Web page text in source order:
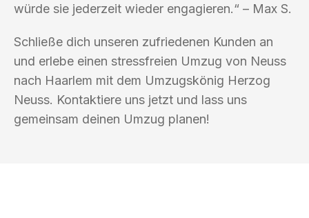
würde sie jederzeit wieder engagieren.“ – Max S.
Schließe dich unseren zufriedenen Kunden an
und erlebe einen stressfreien Umzug von Neuss
nach Haarlem mit dem Umzugskönig Herzog
Neuss. Kontaktiere uns jetzt und lass uns
gemeinsam deinen Umzug planen!